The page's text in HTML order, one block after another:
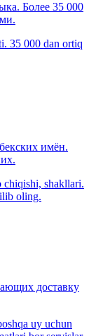
Более 35 000
35 000 dan ortiq
имён.
chiqishi, shakllari.
oling.
доставку
uy uchun